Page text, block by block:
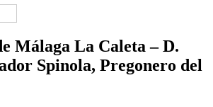
Málaga La Caleta – D.
Spinola, Pregonero del
del Rocío?
participan en la romería?
la primera ermita?
años